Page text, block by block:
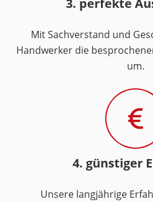
3. perfekte
Mit Sachverstand und
Handwerker die
um.
4. günstiger
Unsere langjährige